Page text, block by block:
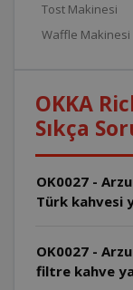
Tost Makinesi
Waffle Makinesi
OKKA
Sıkça
OK0027 -
Türk kahvesi
OK0027 -
filtre kahve